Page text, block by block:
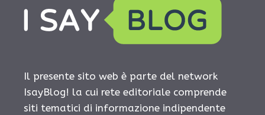
Il presente sito web è parte del network
IsayBlog! la cui rete editoriale comprende
siti tematici di informazione indipendente